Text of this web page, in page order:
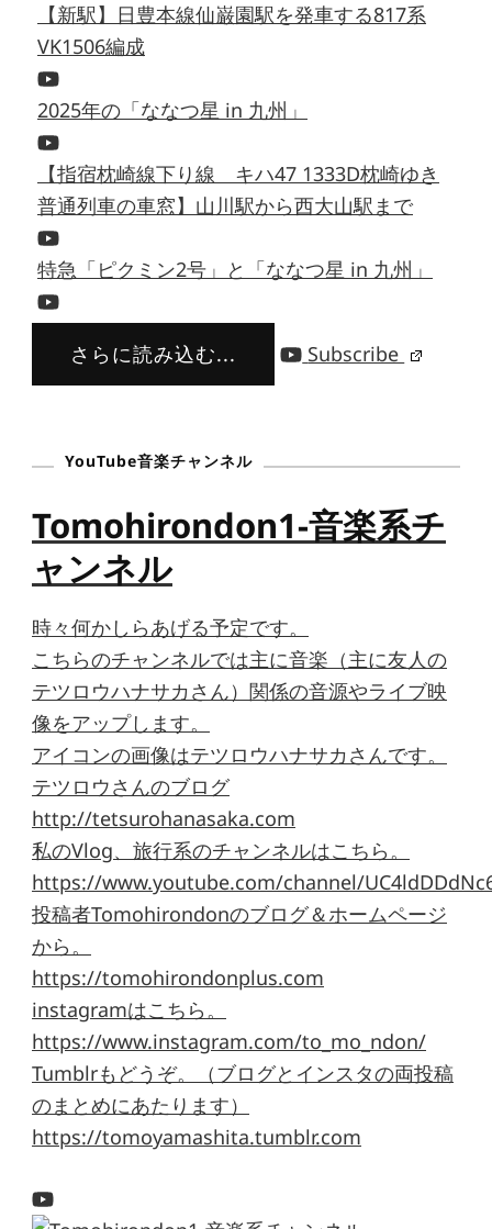
【新駅】日豊本線仙巌園駅を発車する817系
VK1506編成
2025年の「ななつ星 in 九州」
【指宿枕崎線下り線 キハ47 1333D枕崎ゆき
普通列車の車窓】山川駅から西大山駅まで
特急「ピクミン2号」と「ななつ星 in 九州」
さらに読み込む... Subscribe
YouTube音楽チャンネル
Tomohirondon1-音楽系チ
ャンネル
時々何かしらあげる予定です。
こちらのチャンネルでは主に音楽（主に友人の
テツロウハナサカさん）関係の音源やライブ映
像をアップします。
アイコンの画像はテツロウハナサカさんです。
テツロウさんのブログ
http://tetsurohanasaka.com
私のVlog、旅行系のチャンネルはこちら。
https://www.youtube.com/channel/
投稿者Tomohirondonのブログ＆ホームページ
から。
https://tomohirondonplus.com
instagramはこちら。
https://www.instagram.com/to_mo_ndon/
Tumblrもどうぞ。（ブログとインスタの両投稿
のまとめにあたります）
https://tomoyamashita.tumblr.com